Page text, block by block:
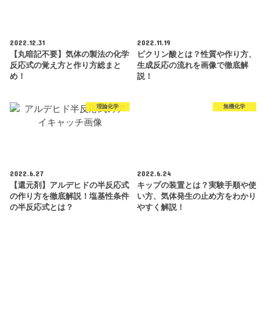
2022.12.31
【丸暗記不要】気体の製法の化学
反応式の覚え方と作り方総まと
め！
2022.11.19
ピクリン酸とは？性質や作り方、
生成反応の流れを画像で徹底解
説！
理論化学
2022.6.27
【還元剤】アルデヒドの半反応式
の作り方を徹底解説！塩基性条件
の半反応式とは？
無機化学
2022.6.24
キップの装置とは？実験手順や使
い方、気体発生の止め方をわかり
やすく解説！